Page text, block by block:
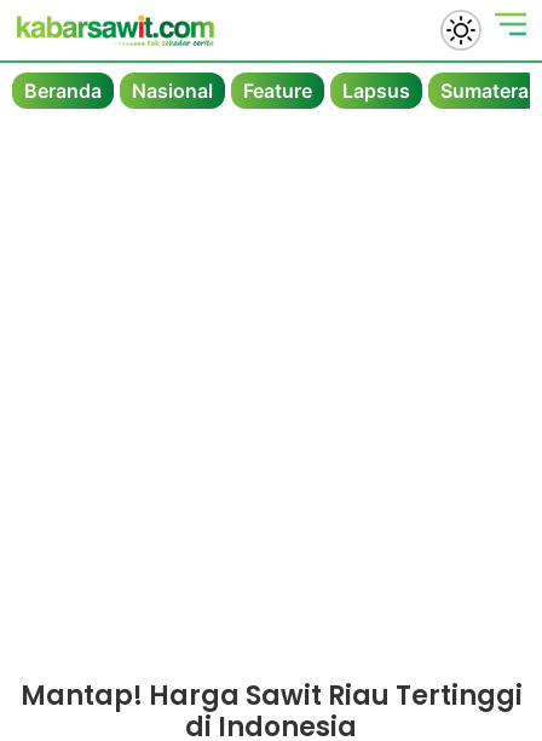
Beranda Nasional Feature Lapsus Sumatera
Mantap! Harga Sawit Riau Tertinggi
di Indonesia